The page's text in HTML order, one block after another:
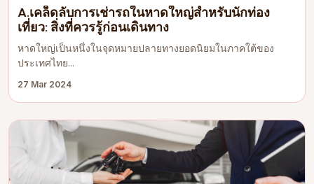
A.เคล็ดลับการเช่ารถในหาดใหญ่สำหรับนักท่อง
เที่ยว: สิ่งที่ควรรู้ก่อนเดินทาง
หาดใหญ่เป็นหนึ่งในจุดหมายปลายทางยอดนิยมในภาคใต้ของ
ประเทศไทย...
27 Mar 2024